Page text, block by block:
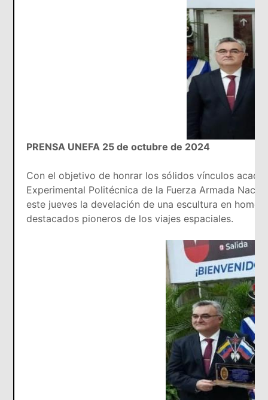
PRENSA UNEFA 25 de octubre de 2024
Con el objetivo de honrar los sólidos vínculos
Experimental Politécnica de la Fuerza Armada
este jueves la develación de una escultura en
destacados pioneros de los viajes espaciales.